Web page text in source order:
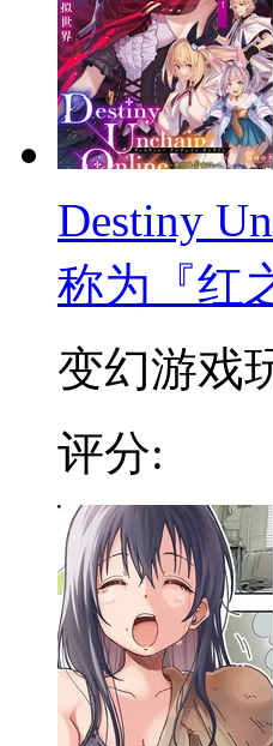
Destiny
称为『红
变幻游戏
评分: